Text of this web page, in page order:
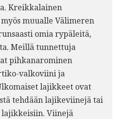
2.
7.
Kreikkalainen
muualle Välimeren
omia rypäleitä,
Meillä tunnettuja
pihkanarominen
valkoviini ja
lajikkeet ovat
tehdään lajikeviinejä tai
Viinejä